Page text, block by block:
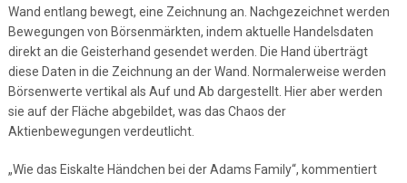
Wand entlang bewegt, eine Zeichnung an. Nachgezeichnet werden
Bewegungen von Börsenmärkten, indem aktuelle Handelsdaten
direkt an die Geisterhand gesendet werden. Die Hand überträgt
diese Daten in die Zeichnung an der Wand. Normalerweise werden
Börsenwerte vertikal als Auf und Ab dargestellt. Hier aber werden
sie auf der Fläche abgebildet, was das Chaos der
Aktienbewegungen verdeutlicht.
„Wie das Eiskalte Händchen bei der Adams Family“, kommentiert